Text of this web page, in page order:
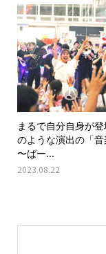
まるで自分自身が
のような演出の「音
〜ばー...
2023.08.22